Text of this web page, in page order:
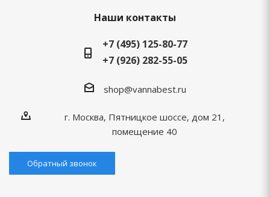
Наши контакты
+7 (495) 125-80-77
+7 (926) 282-55-05
shop@vannabest.ru
г. Москва, Пятницкое шоссе, дом 21,
помещение 40
Обратный звонок